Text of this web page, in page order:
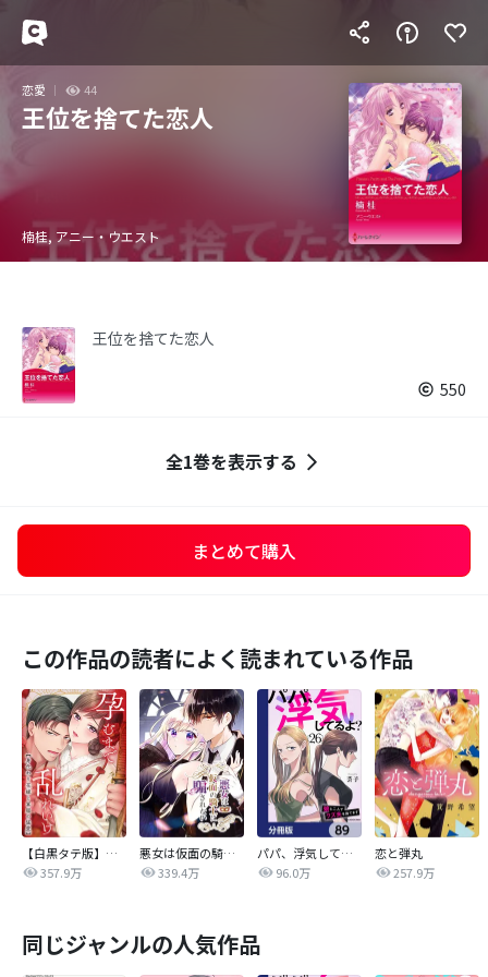
恋愛 44
王位を捨てた恋人
楠桂, アニー・ウエスト
王位を捨てた恋人
550
全1巻を表示する
まとめて購入
この作品の読者によく読まれている作品
【白黒タテ版】孕むまで乱れいけ～身代わり花嫁と軍服の猛愛
357.9万
悪女は仮面の騎士に騙されない
339.4万
パパ、浮気してるよ？娘と二人でクズ夫を捨てます【分冊版】
96.0万
恋と弾丸
257.9万
同じジャンルの人気作品